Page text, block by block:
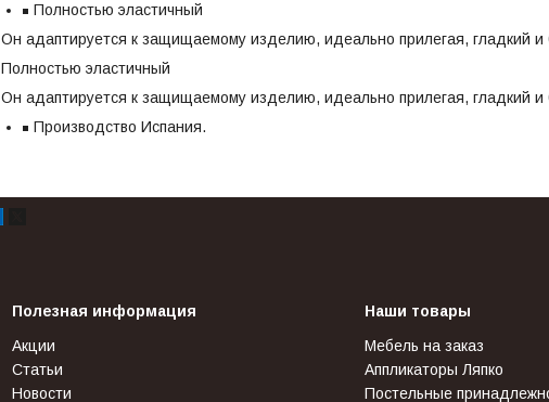
Полностью эластичный
Он адаптируется к защищаемому изделию, идеально прилегая, гладкий и
Полностью эластичный
Он адаптируется к защищаемому изделию, идеально прилегая, гладкий и
Производство Испания.
Полезная информация
Акции
Статьи
Новости
Наши товары
Мебель на заказ
Аппликаторы Ляпко
Постельные